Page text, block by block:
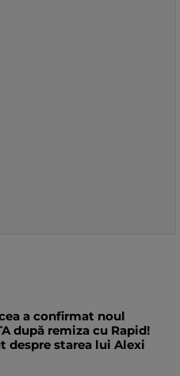
a confirmat noul
după remiza cu Rapid!
despre starea lui Alexi